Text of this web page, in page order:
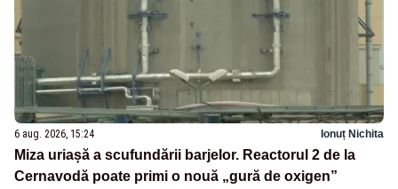
6 aug. 2026, 15:24 Ionuț Nichita
Miza uriașă a scufundării barjelor. Reactorul 2 de la
Cernavodă poate primi o nouă „gură de oxigen”